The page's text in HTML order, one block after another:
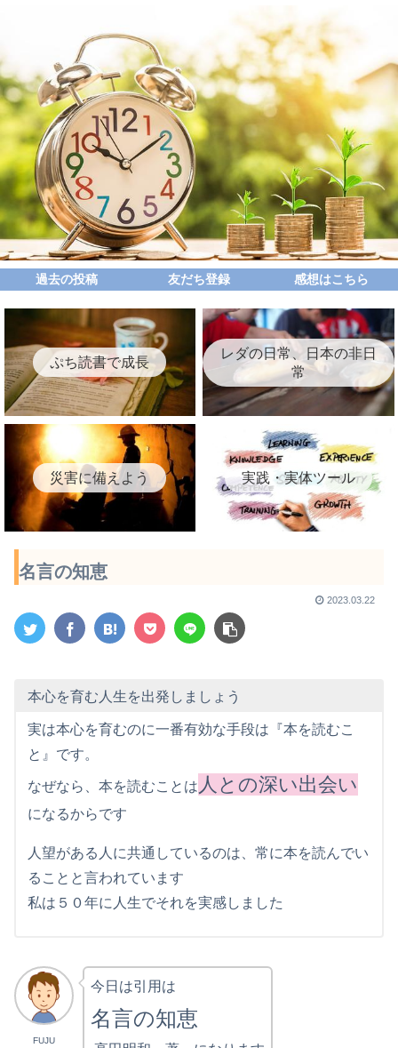
過去の投稿 友だち登録 感想はこちら
ぷち読書で成長
レダの日常、日本の非日
常
災害に備えよう 実践・実体ツール
名言の知恵
2023.03.22
本心を育む人生を出発しましょう
実は本心を育むのに一番有効な手段は『本を読むこ
と』です。
なぜなら、本を読むことは 人との深い出会い
になるからです
人望がある人に共通しているのは、常に本を読んでい
ることと言われています
私は５０年に人生でそれを実感しました
FUJU
今日は引用は
名言の知恵